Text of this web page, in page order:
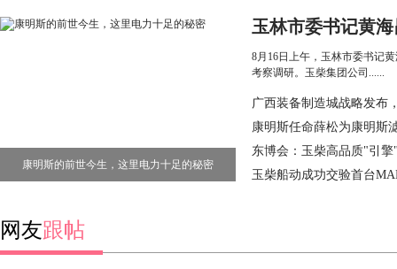
道理？
康明斯的前世今生，这里电力十足的秘密
玉林市委书记黄
柴重工考察调研
8月16日上午，玉林市委书记
考察调研。玉柴集团公司......
广西装备制造城战略发布
千亿产业集群
康明斯任命薛松为康明斯
经理
东博会：玉柴高品质"引
玉柴船动成功交验首台
网友跟帖